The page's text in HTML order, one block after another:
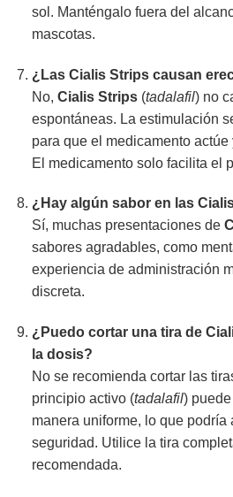
sol. Manténgalo fuera del
mascotas.
¿Las Cialis Stripscausan
No, Cialis Strips(tadalafil) no
espontáneas. La estimulación
para que el medicamento
El medicamento solo facilita el
¿Hay algún sabor en las
Sí, muchas presentaciones de
sabores agradables, como
experiencia de administración
discreta.
¿Puedo cortar una tira de
la dosis?
No se recomienda cortar las
principio activo (tadalafil)
manera uniforme, lo que podría
seguridad. Utilice la tira
recomendada.